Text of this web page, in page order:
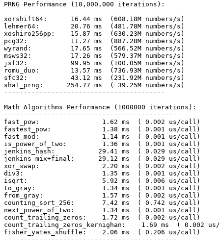
PRNG Performance (10,000,000 iterations):
-----------------------------------------
xorshift64:      16.44 ms  (608.18M numbers/s)
lehmer64:        20.76 ms  (481.78M numbers/s)
xoshiro256pp:    15.87 ms  (630.23M numbers/s)
pcg32:           11.27 ms  (887.28M numbers/s)
wyrand:          17.65 ms  (566.52M numbers/s)
msws32:          17.26 ms  (579.37M numbers/s)
jsf32:           99.95 ms  (100.05M numbers/s)
romu_duo:        13.57 ms  (736.93M numbers/s)
sfc32:           43.12 ms  (231.92M numbers/s)
sha1_prng:      254.77 ms  ( 39.25M numbers/s)
-----------------------------------------
Math Algorithms Performance (1000000 iterations):
--------------------------------------------
fast_pow:                1.62 ms  ( 0.002 us/call)
fastest_pow:             1.38 ms  ( 0.001 us/call)
fast_mod:                1.14 ms  ( 0.001 us/call)
is_power_of_two:         1.36 ms  ( 0.001 us/call)
jenkins_hash:           29.41 ms  ( 0.029 us/call)
jenkins_mix+final:      29.12 ms  ( 0.029 us/call)
xor_swap:                2.20 ms  ( 0.002 us/call)
div3:                    1.35 ms  ( 0.001 us/call)
isqrt:                   5.92 ms  ( 0.006 us/call)
to_gray:                 1.34 ms  ( 0.001 us/call)
from_gray:               1.57 ms  ( 0.002 us/call)
counting_sort_256:       7.42 ms  ( 0.742 us/call)
next_power_of_two:       1.34 ms  ( 0.001 us/call)
count_trailing_zeros:    1.72 ms  ( 0.002 us/call)
count_trailing_zeros_kernighan:    1.69 ms  ( 0.002
fisher_yates_shuffle:    2.06 ms  ( 0.206 us/call)
--------------------------------------------